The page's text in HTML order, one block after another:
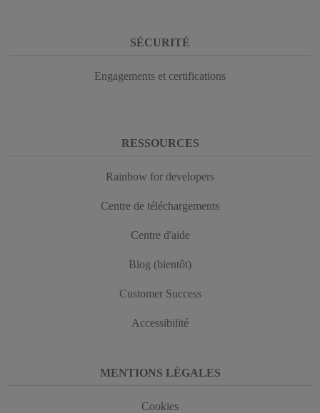
SÉCURITÉ
Engagements et certifications
RESSOURCES
Rainbow for developers
Centre de téléchargements
Centre d'aide
Blog (bientôt)
Customer Success
Accessibilité
MENTIONS LÉGALES
Cookies